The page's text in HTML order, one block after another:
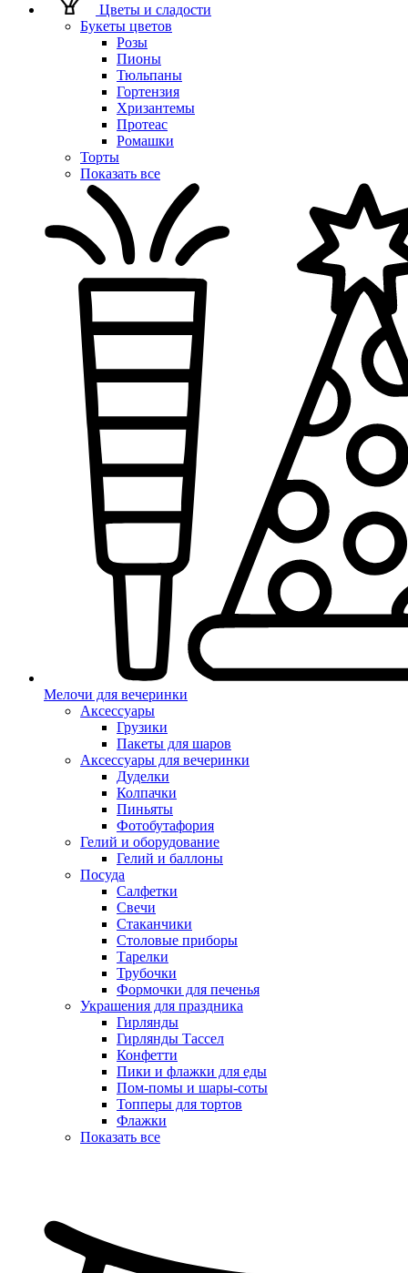
Цветы и сладости
Букеты цветов
Розы
Пионы
Тюльпаны
Гортензия
Хризантемы
Протеас
Ромашки
Торты
Показать все
Мелочи для вечеринки
Аксессуары
Грузики
Пакеты для шаров
Аксессуары для вечеринки
Дуделки
Колпачки
Пиньяты
Фотобутафория
Гелий и оборудование
Гелий и баллоны
Посуда
Салфетки
Свечи
Стаканчики
Столовые приборы
Тарелки
Трубочки
Формочки для печенья
Украшения для праздника
Гирлянды
Гирлянды Тассел
Конфетти
Пики и флажки для еды
Пом-помы и шары-соты
Топперы для тортов
Флажки
Показать все